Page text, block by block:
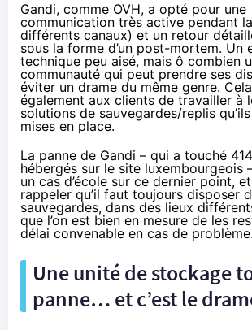
Gandi, comme OVH, a opté pour une
communication très active pendant
différents canaux) et un retour
sous la forme d’un post-mortem. Un
technique peu aisé, mais ô combien
communauté qui peut prendre ses
éviter un drame du même genre.
également aux clients de travailler à
solutions de sauvegardes/replis
mises en place.
La panne de Gandi – qui a touché
hébergés sur le site luxembourgeois
un cas d’école sur ce dernier point,
rappeler qu’il faut toujours disposer
sauvegardes, dans des lieux
que l’on est bien en mesure de les
délai convenable en cas de problème.
Une unité de stockage
panne… et c’est le